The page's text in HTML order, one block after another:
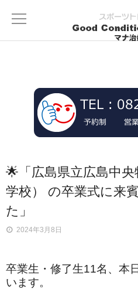
🌟「広島県立広島中
学校） の卒業式に来
た」
2024年3月8日
卒業生・修了生11名、本
います。